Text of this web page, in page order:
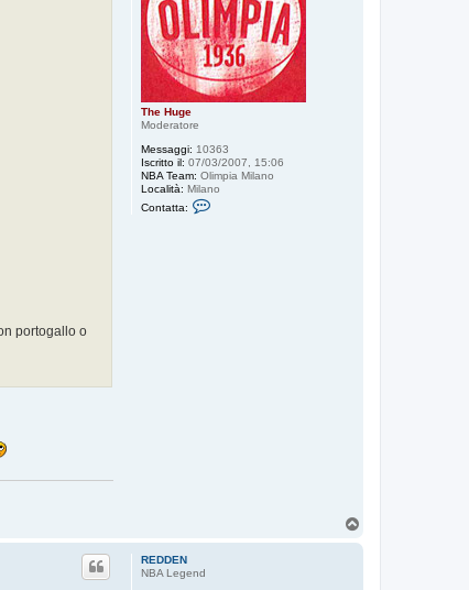
The Huge
Moderatore
Messaggi: 10363
Iscritto il: 07/03/2007, 15:06
NBA Team: Olimpia Milano
Località: Milano
Contatta:
portogallo o
REDDEN
NBA Legend